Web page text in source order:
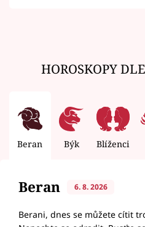
HOROSKOPY
Beran Býk Blíženci
Beran 6. 8. 2026
Berani, dnes se můžete cítit